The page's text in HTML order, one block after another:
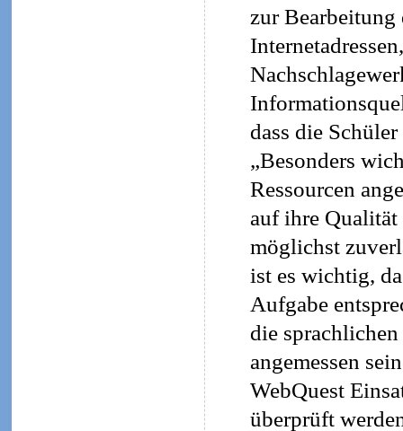
zur Bearbeitung
dass die
„Besonders
Ressourcen
auf ihre
möglichst
ist es wichtig,
Aufgabe
die
angemessen
WebQuest
überprüft